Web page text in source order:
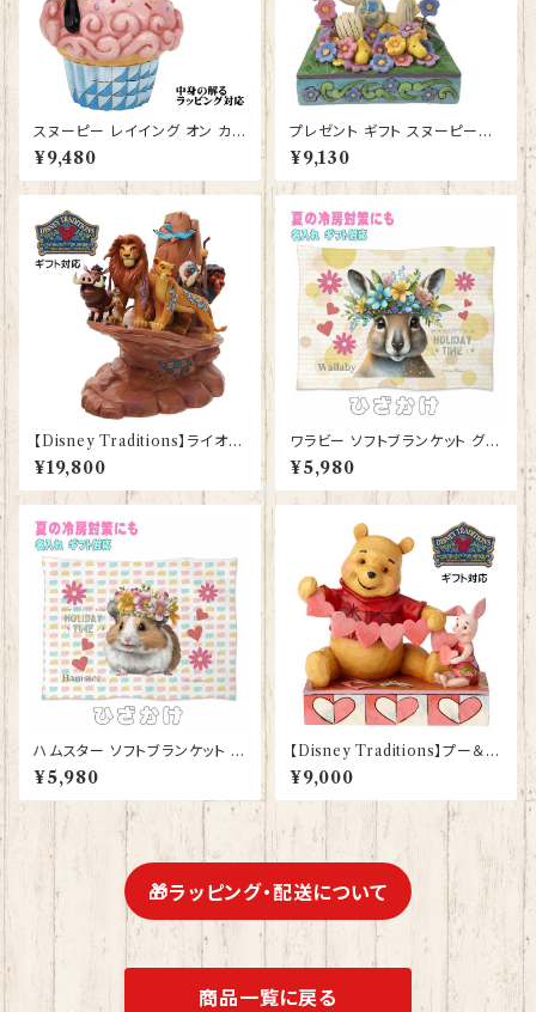
スヌーピー レイイング オン カッ
プケーキ JIM SHORE フィギュ
ア プレゼント ギフト グッズ お祝
い 人形 置物 ジムショア 結婚祝
ドストック
¥9,480
プレゼント ギフト スヌーピー＆
ウッドストック イン フラワーズ J
IM SHORE フィギュア グッズ
お祝い 人形 置物 ジムショア グ
い お祝い プロポーズ 結婚記念
日 誕生日プレゼント
¥9,130
【Disney Traditions】ライオン
キング プライドロック フィギュア
プレゼント ギフト グッズ お祝い
人形 置物 ジムショア グッズ 結
ント 還暦祝い お祝い プロポー
ズ 結婚記念日 JIM SHORE
¥19,800
ワラビー ソフトブランケット グッ
ズ ひざかけ 毛布雑貨 誕生日プ
レゼント ギフト【型番 SB-1000
9】お花の王冠
¥5,980
ハムスター ソフトブランケット グ
ッズ ひざかけ 毛布 雑貨 誕生日
プレゼント ギフト【型番 SB-10
007】お花の王冠
¥5,980
【Disney Traditions】プー＆ピ
グレット ハート ディズニー フィ
ギュア プレゼント ギフト グッズ
お祝い 人形 置物 ジムショア グ
ッズ 結婚祝い 入籍祝い 誕生日
プレゼント 還暦祝い お祝い 結
婚記念日 JIM SHORE くまの
¥9,000
🎁ラッピング・配送について
商品一覧に戻る